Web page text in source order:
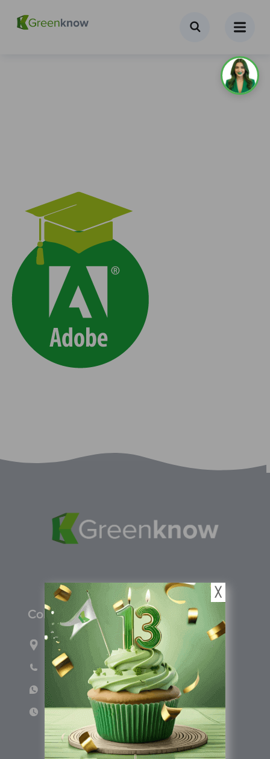
Colombia
Carrera 47A #95-56 oficina 305.
Teléfono: (601) 757 0706
WhatsApp: +57 317 465 1554
Lun - Vie 8:00am - 5:00pm
╳